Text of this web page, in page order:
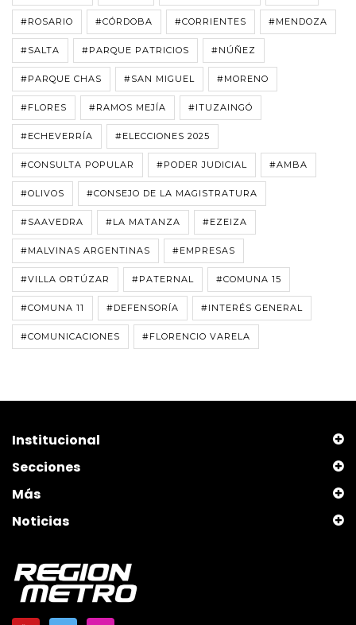
#ROSARIO #CÓRDOBA #CORRIENTES #MENDOZA
#SALTA #PARQUE PATRICIOS #NÚÑEZ
#PARQUE CHAS #SAN MIGUEL #MORENO
#FLORES #RAMOS MEJÍA #ITUZAINGÓ
#ECHEVERRÍA #ELECCIONES 2025
#CONSULTA POPULAR #PODER JUDICIAL #AMBA
#OLIVOS #CONSEJO DE LA MAGISTRATURA
#SAAVEDRA #LA MATANZA #EZEIZA
#MALVINAS ARGENTINAS #EMPRESAS
#VILLA ORTÚZAR #PATERNAL #COMUNA 15
#COMUNA 11 #DEFENSORÍA #INTERÉS GENERAL
#COMUNICACIONES #FLORENCIO VARELA
Institucional
Secciones
Más
Noticias